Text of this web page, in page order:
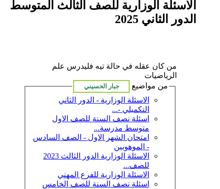
الاسئلة الوزارية للصف الثالث المتوسط
الدور الثاني 2025
من كان عقله في حالة تيه فليدرس علم
الرياضيات
من مواضيع
الاسئلة الوزارية - الدور الثاني
التكميلي -...
اسئلة نصف السنة للصف الاول
متوسط مدرسة...
امتحان الشهر الاول - الصف السادس
- الموهوبين
الاسئلة الوزارية الدور الثالث 2023
للصف...
الاسئلة الوزارية للفرع المهني
اسئلة نصف السنة للصف الخامس